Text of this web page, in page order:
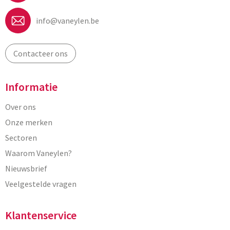
info@vaneylen.be
Contacteer ons
Informatie
Over ons
Onze merken
Sectoren
Waarom Vaneylen?
Nieuwsbrief
Veelgestelde vragen
Klantenservice